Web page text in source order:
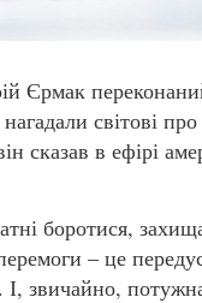
Єрмак
світові
сказав в ефірі
боротися,
– це
звичайно,